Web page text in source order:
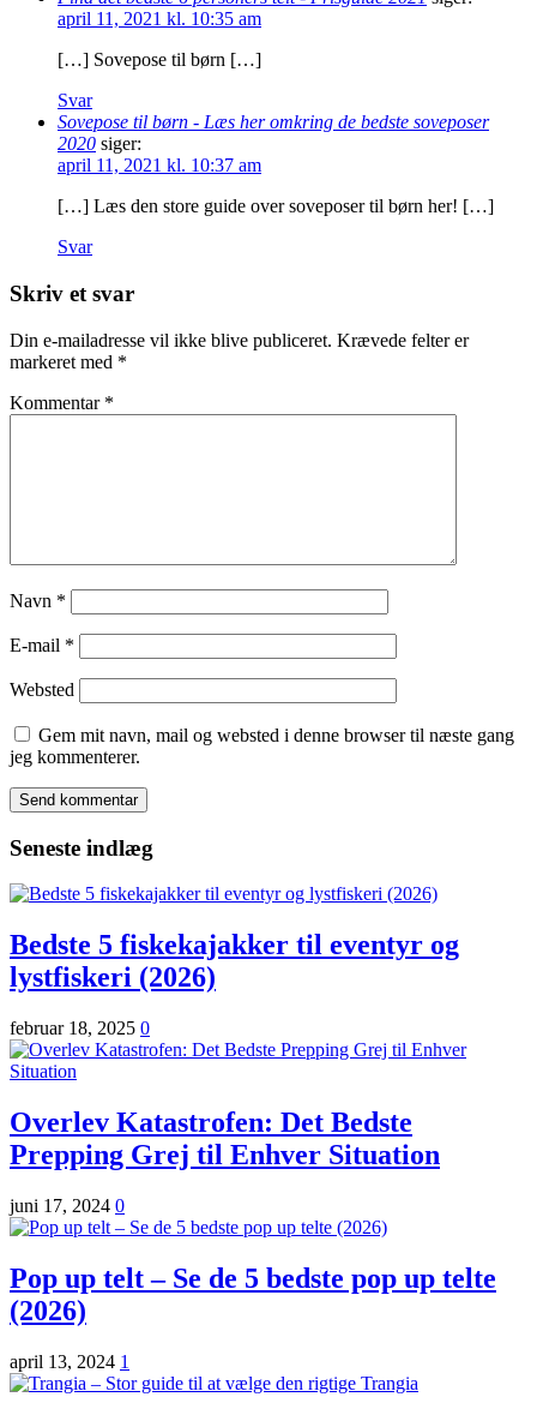
april 11, 2021 kl. 10:35 am
[…] Sovepose til børn […]
Svar
Sovepose til børn - Læs her omkring de bedste soveposer
2020 siger:
april 11, 2021 kl. 10:37 am
[…] Læs den store guide over soveposer til børn her! […]
Svar
Skriv et svar
Din e-mailadresse vil ikke blive publiceret. Krævede felter er
markeret med *
Kommentar *
Navn *
E-mail *
Websted
Gem mit navn, mail og websted i denne browser til næste gang
jeg kommenterer.
Seneste indlæg
Bedste 5 fiskekajakker til eventyr og
lystfiskeri (2026)
februar 18, 2025 0
Overlev Katastrofen: Det Bedste
Prepping Grej til Enhver Situation
juni 17, 2024 0
Pop up telt – Se de 5 bedste pop up telte
(2026)
april 13, 2024 1